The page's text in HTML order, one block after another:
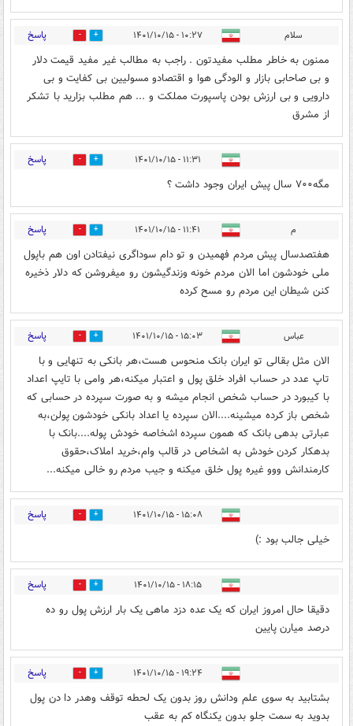
سلام ۱۰:۲۷ - ۱۴۰۱/۱۰/۱۵ 0 پاسخ
ممنون به خاطر مطلب مفیدتون . راجب به مطالب غیر مفید قیمت دلار
و بی صاحابی بازار و الودگی هوا و اقتصادو مسولیین بی کفایت و بی
دارویی و بی ارزش بودن پاسپورت مملکت و ... هم مطلب بزارید با تشکر
از مشرق
۱۱:۳۱ - ۱۴۰۱/۱۰/۱۵ 0 پاسخ
مگه۷۰۰ سال پیش ایران وجود داشت ؟
م ۱۱:۴۱ - ۱۴۰۱/۱۰/۱۵ 0 پاسخ
هفتصدسال پیش مردم فهمیدن و تو دام سوداگری نیفتادن اون هم باپول
ملی خودشون اما الان مردم خونه وزندگیشون رو میفروشن که دلار ذخیره
کنن شیطان این مردم رو مسح کرده
عباس ۱۵:۰۳ - ۱۴۰۱/۱۰/۱۵ 0 پاسخ
الان مثل بقالی تو ایران بانک منحوس هست،هر بانکی به تنهایی و با
تاپ عدد در حساب افراد خلق پول و اعتبار میکنه،هر وامی با تایپ اعداد
با کیبورد در حساب شخص انجام میشه و به صورت سپرده در حسابی که
شخص باز کرده میشینه....الان سپرده یا اعداد بانکی خودشون پولن،به
عبارتی بدهی بانک که همون سپرده اشخاصه خودش پوله....بانک با
بدهکار کردن خودش به اشخاص در قالب وام،خرید املاک،حقوق
کارمندانش ووو غیره پول خلق میکنه و جیب مردم رو خالی میکنه...
۱۵:۰۸ - ۱۴۰۱/۱۰/۱۵ 1 پاسخ
خیلی جالب بود :)
۱۸:۱۵ - ۱۴۰۱/۱۰/۱۵ 1 پاسخ
دقیقا حال امروز ایران که یک عده دزد ماهی یک بار ارزش پول رو ده
درصد میارن پایین
۱۹:۲۴ - ۱۴۰۱/۱۰/۱۵ 0 پاسخ
بشتابید به سوی علم ودانش روز بدون یک لحطه توقف وهدر دا دن پول
بدوید به سمت جلو بدون یکنگاه کم به عقب